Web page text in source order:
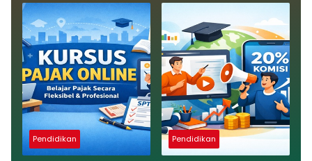
Sekolah Negeri
Pendidikan Pendidikan